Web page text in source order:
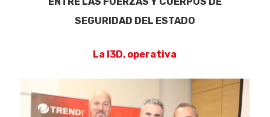
SEGURIDAD DEL ESTADO
La I3D, operativa